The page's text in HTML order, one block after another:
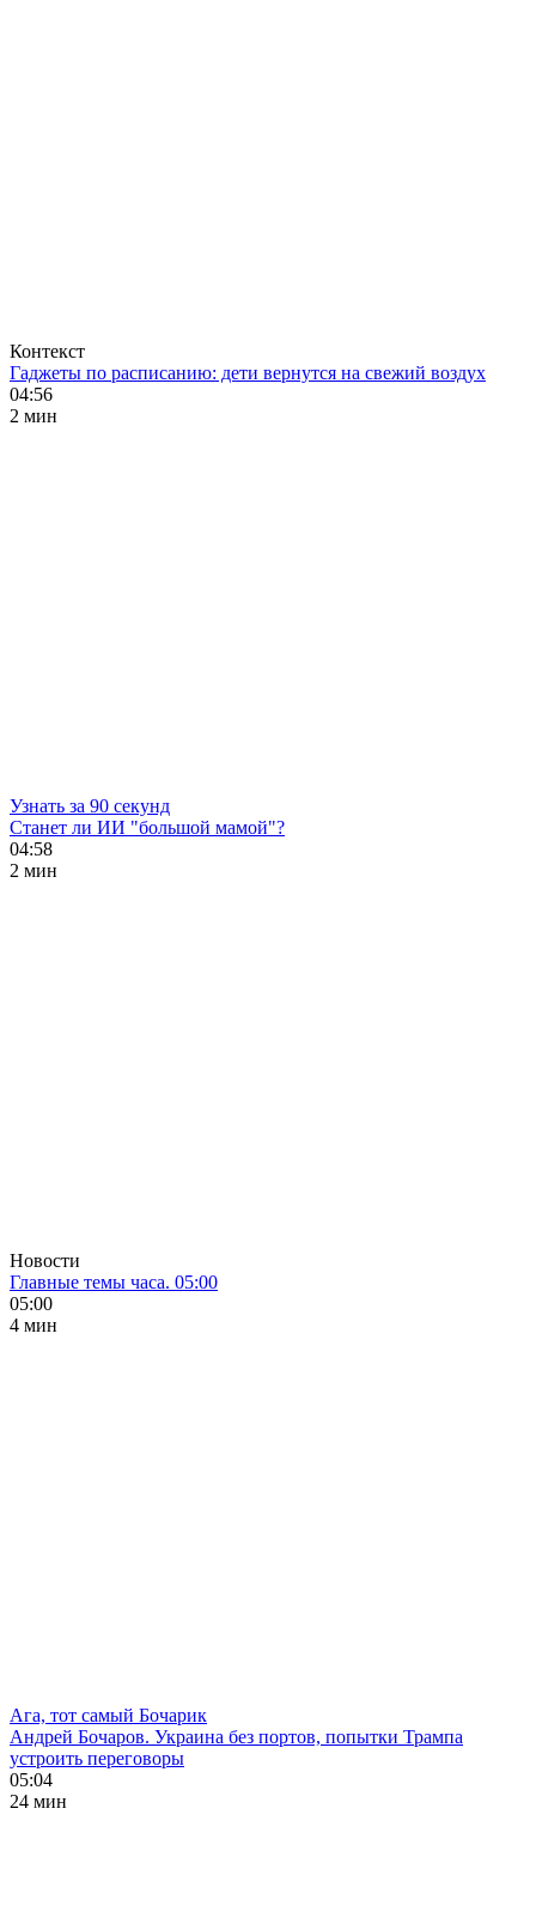
Контекст
Гаджеты по расписанию: дети вернутся на свежий воздух
04:56
2 мин
Узнать за 90 секунд
Станет ли ИИ "большой мамой"?
04:58
2 мин
Новости
Главные темы часа. 05:00
05:00
4 мин
Ага, тот самый Бочарик
Андрей Бочаров. Украина без портов, попытки Трампа
устроить переговоры
05:04
24 мин